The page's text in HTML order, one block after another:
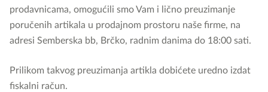
prodavnicama, omogućili smo Vam i lično preuzimanje
poručenih artikala u prodajnom prostoru naše firme, na
adresi Semberska bb, Brčko, radnim danima do 18:00 sati.
Prilikom takvog preuzimanja artikla dobićete uredno izdat
fiskalni račun.